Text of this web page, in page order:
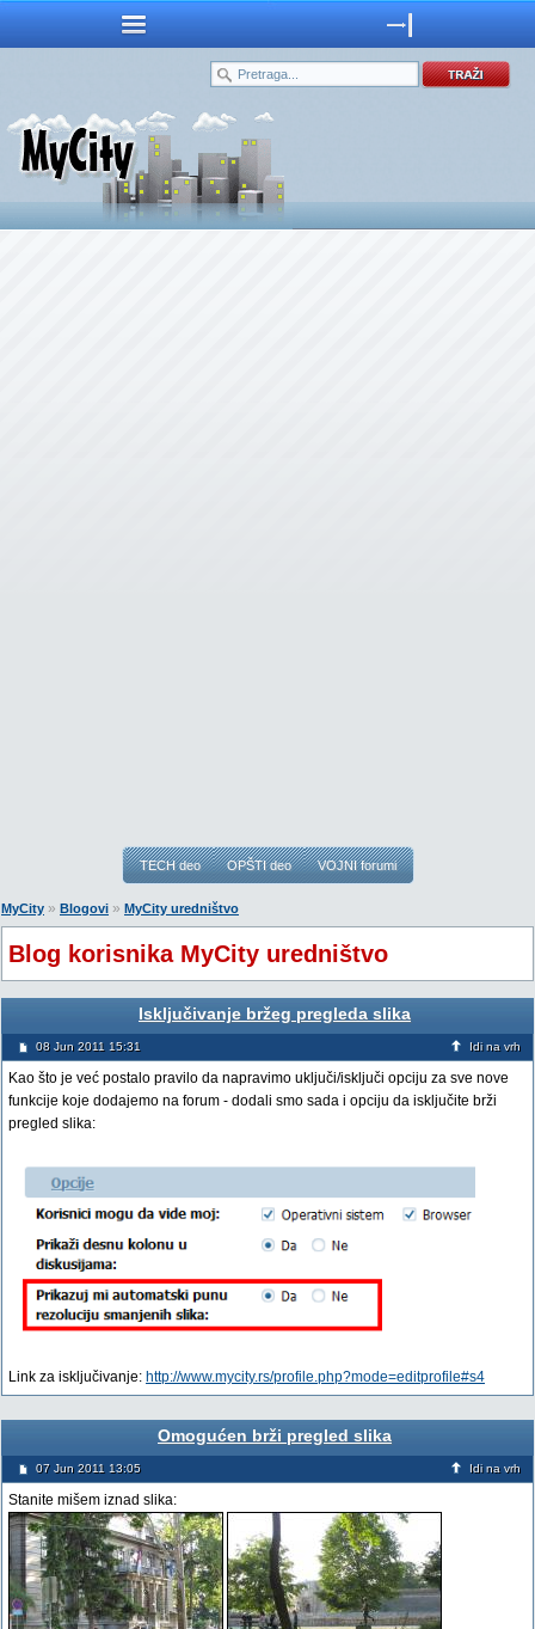
TECH deo OPŠTI deo VOJNI forumi
MyCity » Blogovi » MyCity uredništvo
Blog korisnika MyCity uredništvo
Isključivanje bržeg pregleda slika
08 Jun 2011 15:31 Idi na vrh
Kao što je već postalo pravilo da napravimo uključi/isključi opciju za sve nove
funkcije koje dodajemo na forum - dodali smo sada i opciju da isključite brži
pregled slika:
Link za isključivanje: http://www.mycity.rs/profile.php?mode=editprofile#s4
Omogućen brži pregled slika
07 Jun 2011 13:05 Idi na vrh
Stanite mišem iznad slika: